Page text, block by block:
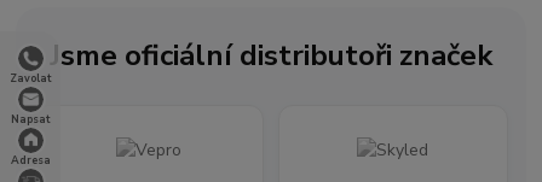
Zavolat
Napsat
Adresa
Jsme oficiální distributoři značek